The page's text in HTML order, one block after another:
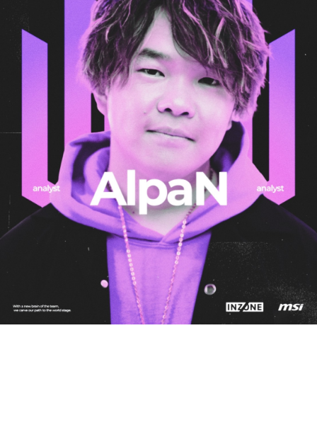
【Apex Legends部門】アナリスト
AlpaN加入のお知らせ
BACK TO NEWS
プライバシーポリシー 利用規約
© 2025 UNLIMIT All Right Reserved.